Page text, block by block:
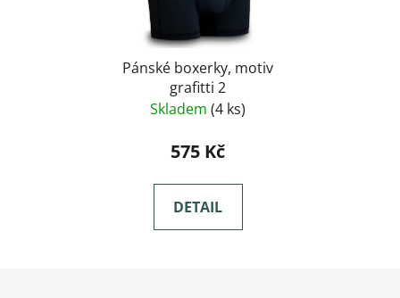
Pánské boxerky, motiv
grafitti 2
Skladem (4 ks)
575 Kč
DETAIL